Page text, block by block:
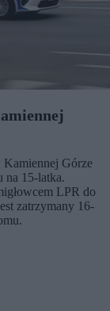
Górze
na 15-latka.
LPR do
zatrzymany 16-